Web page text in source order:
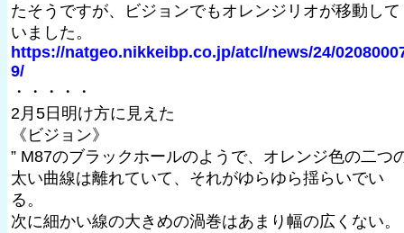
たそうですが、ビジョンでもオレンジリオが移動して
いました。
https://natgeo.nikkeibp.co.jp/atcl/news/24/
9/
・・・・・
2月5日明け方に見えた
《ビジョン》
” M87のブラックホールのようで、オレンジ色の二つ
太い曲線は離れていて、それがゆらゆら揺らいでい
る。
次に細かい線の大きめの渦巻はあまり幅の広くない。